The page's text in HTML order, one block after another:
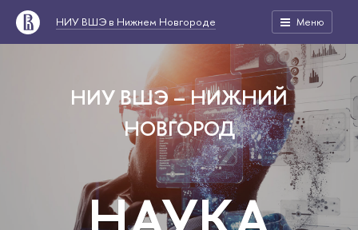
НИУ ВШЭ в Нижнем Новгороде Меню
НИУ ВШЭ – НИЖНИЙ
НОВГОРОД